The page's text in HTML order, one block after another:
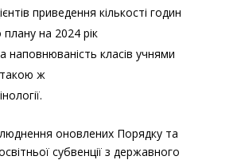
приведення кількості годин
на 2024 рік
наповнюваність класів учнями
ж
оновлених Порядку та
субвенції з державного